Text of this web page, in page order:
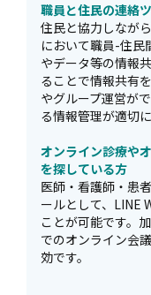
職員と住民の連絡
住民と協力しなが
において職員-住民
やデータ等の情報
ることで情報共有
やグループ運営が
る情報管理が適切
オンライン診療や
を探している方
医師・看護師・患
ールとして、LINE
ことが可能です。
でのオンライン会
効です。